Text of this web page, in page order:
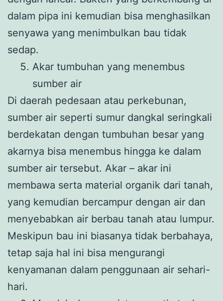
dalam pipa ini kemudian bisa menghasilkan
senyawa yang menimbulkan bau tidak
sedap.
Akar tumbuhan yang menembus
sumber air
Di daerah pedesaan atau perkebunan,
sumber air seperti sumur dangkal seringkali
berdekatan dengan tumbuhan besar yang
akarnya bisa menembus hingga ke dalam
sumber air tersebut. Akar – akar ini
membawa serta material organik dari tanah,
yang kemudian bercampur dengan air dan
menyebabkan air berbau tanah atau lumpur.
Meskipun bau ini biasanya tidak berbahaya,
tetap saja hal ini bisa mengurangi
kenyamanan dalam penggunaan air sehari-
hari.